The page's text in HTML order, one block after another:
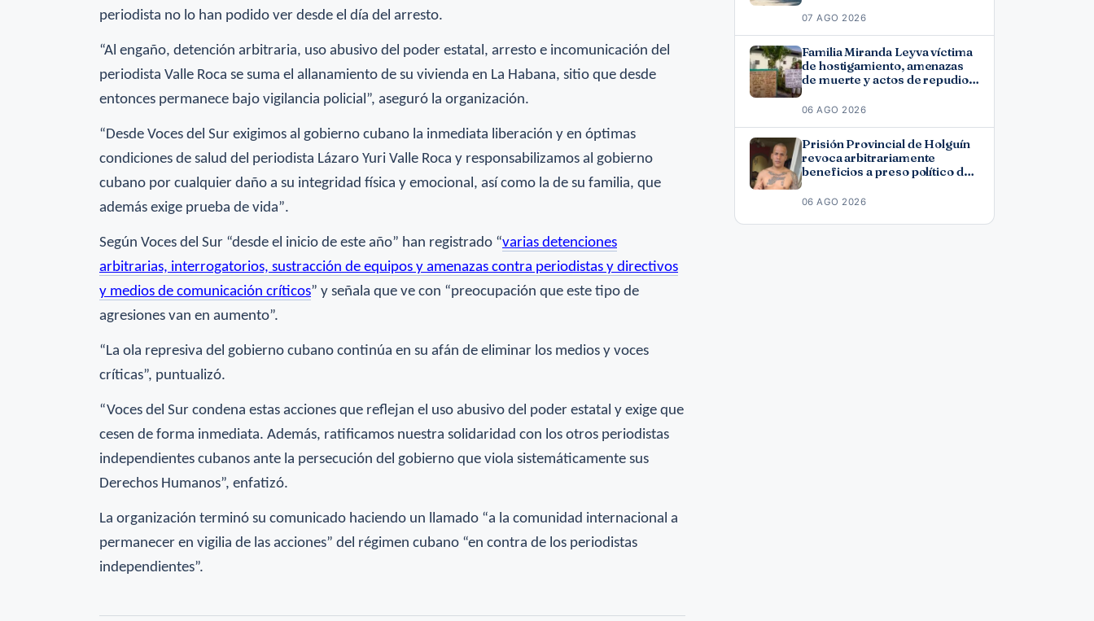
periodista no lo han podido ver desde el día del arresto.
“Al engaño, detención arbitraria, uso abusivo del poder estatal, arresto e incomunicación del
periodista Valle Roca se suma el allanamiento de su vivienda en La Habana, sitio que desde
entonces permanece bajo vigilancia policial”, aseguró la organización.
“Desde Voces del Sur exigimos al gobierno cubano la inmediata liberación y en óptimas
condiciones de salud del periodista Lázaro Yuri Valle Roca y responsabilizamos al gobierno
cubano por cualquier daño a su integridad física y emocional, así como la de su familia, que
además exige prueba de vida”.
Según Voces del Sur “desde e inicio de este año” han registrado “varias detenciones
arbitrarias, interrogatorios, sustracción de equipos y amenazas contra periodistas y directivos
y medios de comunicación críticos” y señala que ve con “preocupación que este tipo de
agresiones van en aumento”.
“La ola represiva del gobierno cubano continúa en su afán de eliminar los medios y voces
críticas”, puntualizó.
“Voces del Sur condena estas acciones que reflejan el uso abusivo del poder estatal y exige que
cesen de forma inmediata. Además, ratificamos nuestra solidaridad con los otros periodistas
independientes cubanos ante la persecución del gobierno que viola sistemáticamente sus
Derechos Humanos”, enfatizó.
La organización terminó su comunicado haciendo un llamado “a la comunidad internacional a
permanecer en vigilia de las acciones” del régimen cubano “en contra de los periodistas
independientes”.
07 AGO 2026
Familia Miranda Leyva víctima
de hostigamiento, amenazas
de muerte y actos de repudio
06 AGO 2026
Prisión Provincial de Holguín
revoca arbitrariamente
beneficios a preso político del
06 AGO 2026